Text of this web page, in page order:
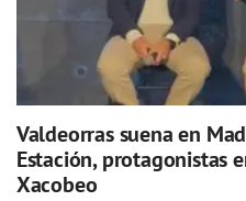
Valdeorras suena en
Estación, protagonistas
Xacobeo